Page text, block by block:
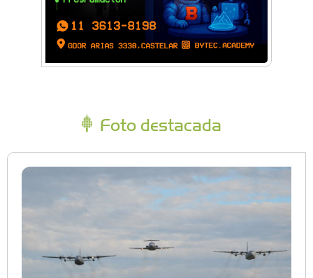
Foto destacada